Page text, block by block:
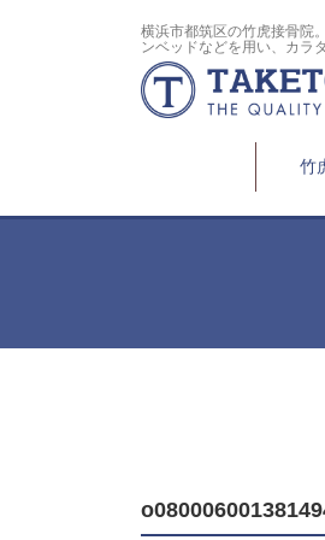
横浜市都筑区の竹虎接骨院
ンベッドなどを用い、カラ
竹